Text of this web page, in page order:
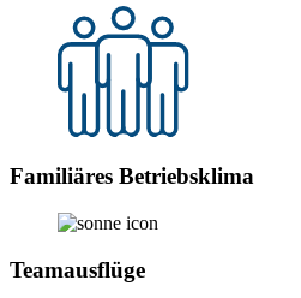
Familiäres Betriebs­klima
Teamausflüge